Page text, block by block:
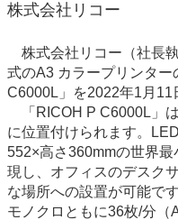
株式会社リコー
株式会社リコー（社長
式のA3 カラープリンタ
C6000L」を2022年1月11
「RICOH P C6000L」
に位置付けられます。
552×高さ360mmの世界
現し、オフィスのデスク
な場所への設置が可能で
モノクロともに36枚/分（